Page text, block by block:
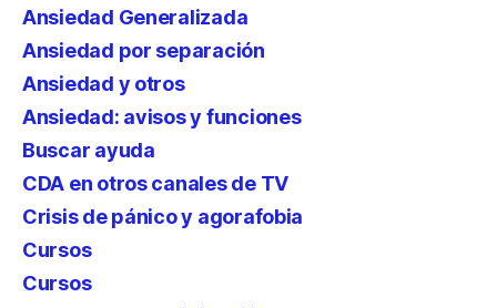
Ansiedad Generalizada
Ansiedad por separación
Ansiedad y otros
Ansiedad: avisos y funciones
Buscar ayuda
CDA en otros canales de TV
Crisis de pánico y agorafobia
Cursos
Cursos